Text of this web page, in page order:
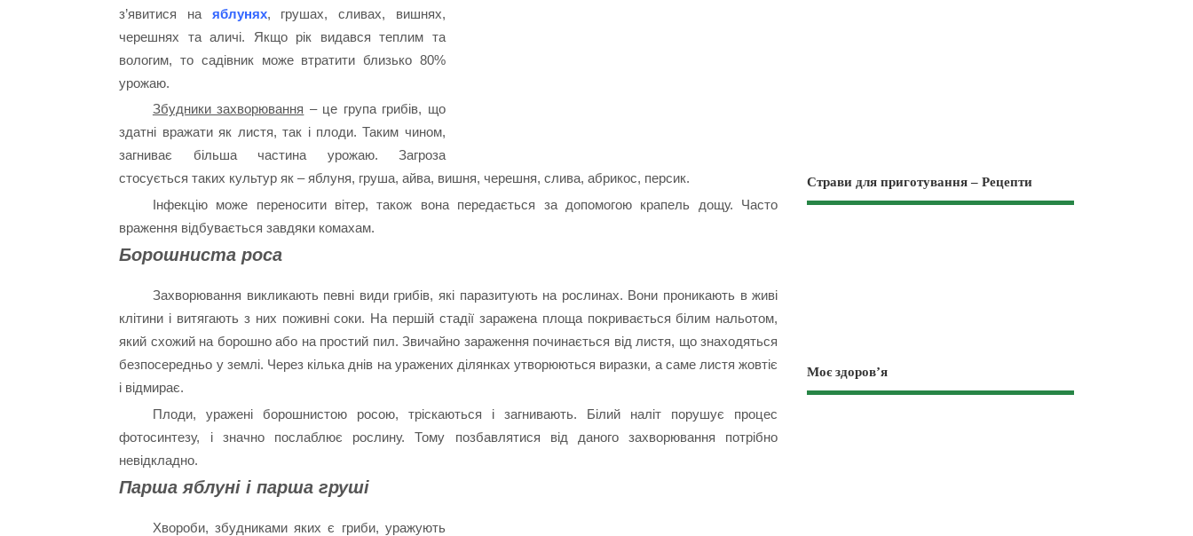
з’явитися на яблунях, грушах, сливах, вишнях,
черешнях та аличі. Якщо рік видався теплим та
вологим, то садівник може втратити близько 80%
урожаю.
Збудники захворювання – це група грибів, що
здатні вражати як листя, так і плоди. Таким чином,
загниває більша частина урожаю. Загроза
стосується таких культур як – яблуня, груша, айва, вишня, черешня, слива, абрикос, персик.
Інфекцію може переносити вітер, також вона передається за допомогою крапель дощу. Часто
враження відбувається завдяки комахам.
Борошниста роса
Захворювання викликають певні види грибів, які паразитують на рослинах. Вони проникають в живі
клітини і витягають з них поживні соки. На першій стадії заражена площа покривається білим нальотом,
який схожий на борошно або на простий пил. Звичайно зараження починається від листя, що знаходяться
безпосередньо у землі. Через кілька днів на уражених ділянках утворюються виразки, а саме листя жовтіє
і відмирає.
Плоди, уражені борошнистою росою, тріскаються і загнивають. Білий наліт порушує процес
фотосинтезу, і значно послаблює рослину. Тому позбавлятися від даного захворювання потрібно
невідкладно.
Парша яблуні і парша груші
Хвороби, збудниками яких є гри­би, уражують
Страви для приготування – Рецепти
Моє здоров’я